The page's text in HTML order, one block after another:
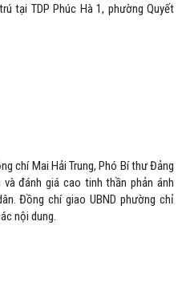
tại TDP Phúc Hà 1, phường Quyết
chí Mai Hải Trung, Phó Bí thư Đảng
đánh giá cao tinh thần phản ánh
Đồng chí giao UBND phường chỉ
nội dung.